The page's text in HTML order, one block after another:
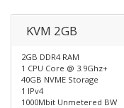
KVM 2GB
2GB DDR4 RAM
1 CPU Core @ 3.9Ghz+
40GB NVME Storage
1 IPv4
1000Mbit Unmetered BW